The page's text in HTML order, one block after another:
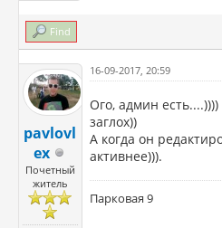
Find
pavlovl
ex
Почетный
житель
16-09-2017, 20:59
Ого, админ
заглох))
А когда он
активнее))).
Парковая 9